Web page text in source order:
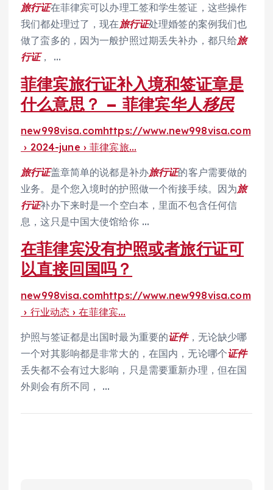
旅行证在菲律宾可以办理工签和学生签证，这些操作
我们都处理过了，现在 旅行证处理婚签的案例我们也
做了蛮多的，因为一般护照过期丢失补办，都只给旅
行证， …
菲律宾旅行证补入境和签证章是
什么意思？ – 菲律宾华人移民
new998visa.comhttps://www.new998visa.com
› 2024-june › 菲律宾旅…
旅行证盖章简单的说都是补办旅行证的客户需要做的
业务。是个您入境时的护照做一个衔接手续。因为旅
行证补办下来时是一个空白本，里面不包含任何信
息，这只是中国大使馆给你 …
在菲律宾没有护照或者旅行证可
以直接回国吗？
new998visa.comhttps://www.new998visa.com
› 行业动态 › 在菲律宾…
护照与签证都是出国时最为重要的证件，无论缺少哪
一个对其影响都是非常大的，在国内，无论哪个证件
丢失都不会有过大影响，只是需要重新办理，但在国
外则会有所不同， …